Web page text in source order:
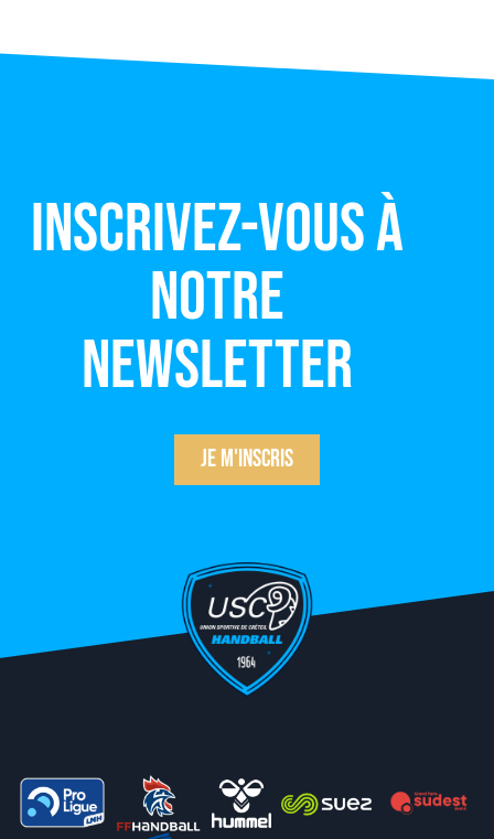
Inscrivez-vous à
notre
newsletter
Je m'inscris